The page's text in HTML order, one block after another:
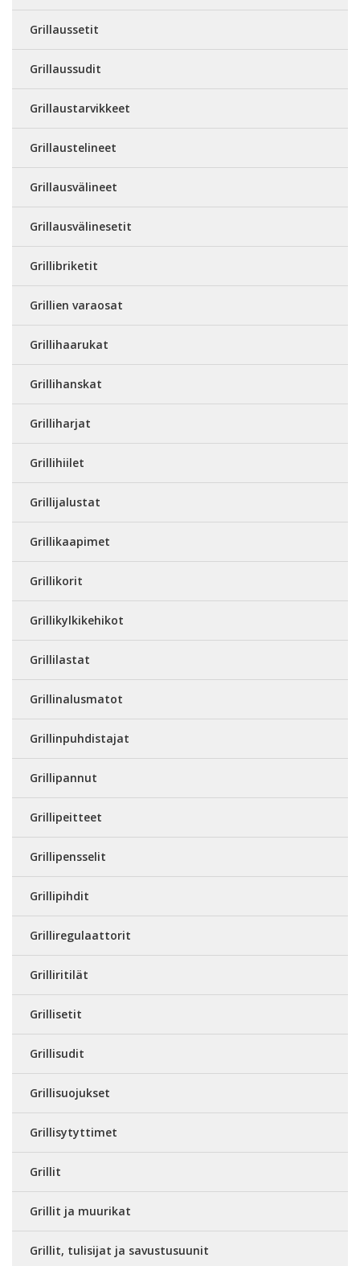
Grillaussetit
Grillaussudit
Grillaustarvikkeet
Grillaustelineet
Grillausvälineet
Grillausvälinesetit
Grillibriketit
Grillien varaosat
Grillihaarukat
Grillihanskat
Grilliharjat
Grillihiilet
Grillijalustat
Grillikaapimet
Grillikorit
Grillikylkikehikot
Grillilastat
Grillinalusmatot
Grillinpuhdistajat
Grillipannut
Grillipeitteet
Grillipensselit
Grillipihdit
Grilliregulaattorit
Grilliritilät
Grillisetit
Grillisudit
Grillisuojukset
Grillisytyttimet
Grillit
Grillit ja muurikat
Grillit, tulisijat ja savustusuunit